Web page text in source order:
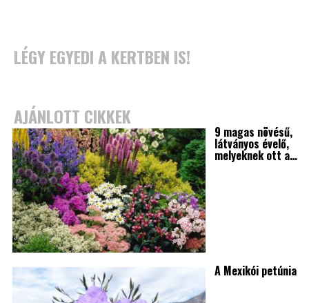
LÉGY EGYEDI A KERTBEN IS!
AJÁNLOTT CIKKEK
9 magas növésű,
látványos évelő,
melyeknek ott a…
A Mexikói petúnia